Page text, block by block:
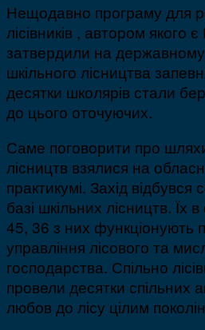
Нещодавно програму для
лісівників , автором
затвердили на державному
шкільного лісництва
десятки школярів стали
до цього оточуючих.
Саме поговорити про
лісництв взялися на
практикумі. Захід
базі шкільних лісництв. Їх
45, 36 з них функціонують
управління лісового та
господарства. Спільно
провели десятки спільних
любов до лісу цілим